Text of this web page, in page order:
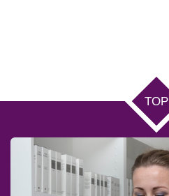
TOP